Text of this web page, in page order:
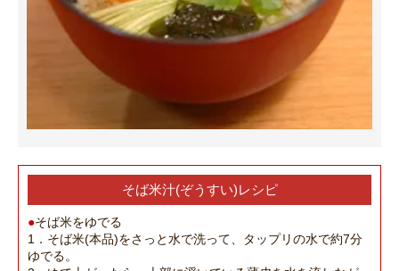
そば米汁(ぞうすい)レシピ
●そば米をゆでる
1．そば米(本品)をさっと水で洗って、タップリの水で約7分
ゆでる。